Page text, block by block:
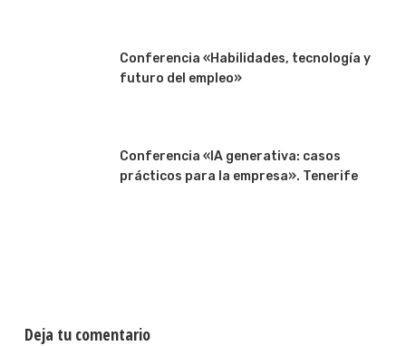
Conferencia «Habilidades, tecnología y
futuro del empleo»
Conferencia «IA generativa: casos
prácticos para la empresa». Tenerife
Deja tu comentario